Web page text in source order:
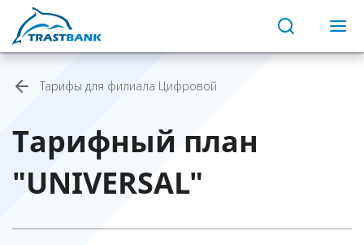
Тарифы для филиала Цифровой
Тарифный план
"UNIVERSAL"